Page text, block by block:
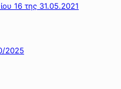
16 της 31.05.2021
2025